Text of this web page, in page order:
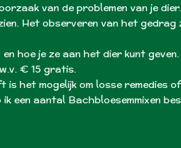
van de problemen van je
Het observeren van het
hoe je ze aan het dier kunt geven.
€ 15 gratis.
het mogelijk om losse remedies
een aantal Bachbloesemmixen